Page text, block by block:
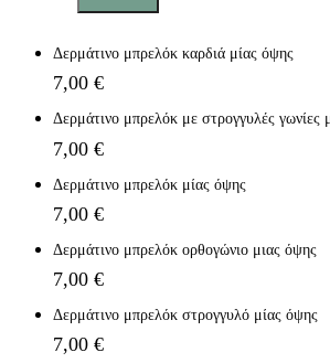
Δερμάτινο μπρελόκ καρδιά μίας όψης
7,00 €
Δερμάτινο μπρελόκ με στρογγυλές γωνίες
7,00 €
Δερμάτινο μπρελόκ μίας όψης
7,00 €
Δερμάτινο μπρελόκ ορθογώνιο μιας όψης
7,00 €
Δερμάτινο μπρελόκ στρογγυλό μίας όψης
7,00 €